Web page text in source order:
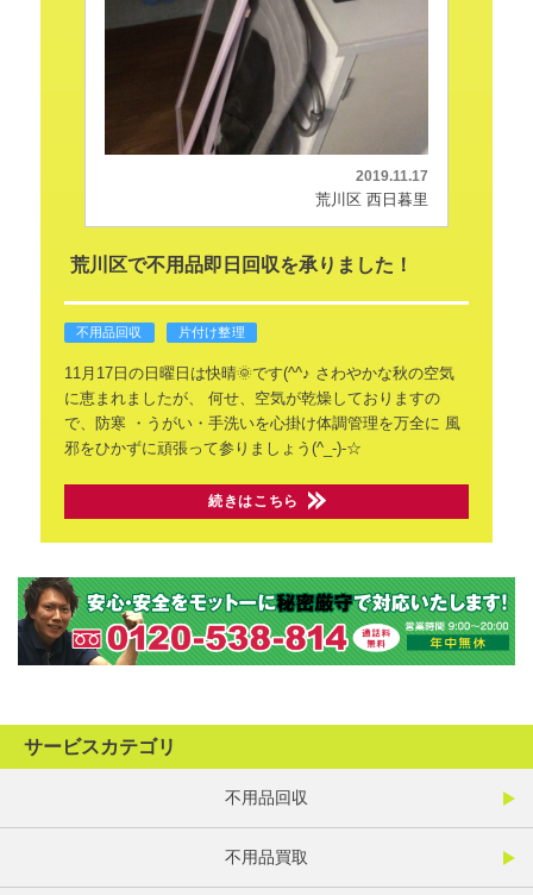
2019.11.17
荒川区 西日暮里
荒川区で不用品即日回収を承りました！
不用品回収 片付け整理
11月17日の日曜日は快晴🌞です(^^♪ さわやかな秋の空気
に恵まれましたが、
何せ、空気が乾燥しておりますの
で、防寒 ・うがい・手洗いを心掛け体調管理を万全に 風
邪をひかずに頑張って参りましょう(^_-)-☆
続きはこちら
サービスカテゴリ
不用品回収
不用品買取